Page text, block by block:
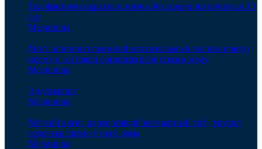
Три фактора сократили жизнь без деменции почти на 13
лет
Медицина
Мозг запомнил прежний максимальный вес как новую
норму и заставил организм вернуться к нему
Медицина
Эндоскопия
Медицина
Мягкий клещ, переносящий возвратный тиф, укусил
человека прямо у него дома
Медицина